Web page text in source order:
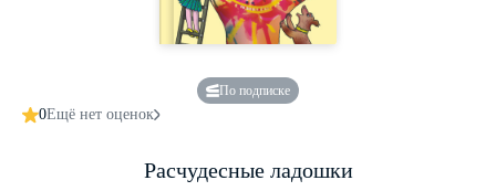
По подписке
0Ещё нет оценок
Расчудесные ладошки